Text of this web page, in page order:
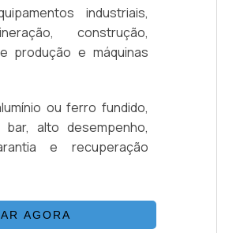
industriais,
construção,
produção e máquinas
ou ferro fundido,
alto desempenho,
e recuperação
AGORA